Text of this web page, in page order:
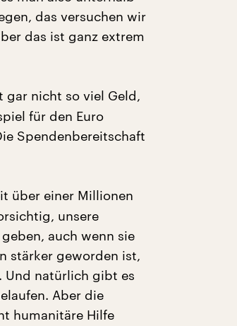
das versuchen wir
das ist ganz extrem
gar nicht so viel Geld,
für den Euro
Spendenbereitschaft
über einer Millionen
unsere
auch wenn sie
stärker geworden ist,
Und natürlich gibt es
Aber die
humanitäre Hilfe